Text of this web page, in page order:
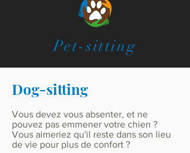
Pet-sitting
Dog-sitting
Vous devez vous absenter, et ne
pouvez pas emmener votre chien ?
Vous aimeriez qu'il reste dans son lieu
de vie pour plus de confort ?